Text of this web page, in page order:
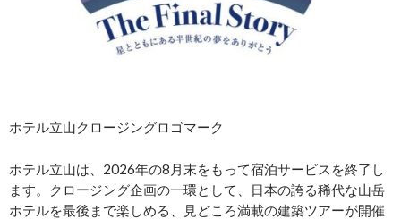
ホテル立山クロージングロゴマーク
ホテル立山は、2026年の8月末をもって宿泊サービスを終了し
ます。クロージング企画の一環として、日本の誇る稀代な山岳
ホテルを最後まで楽しめる、見どころ満載の建築ツアーが開催